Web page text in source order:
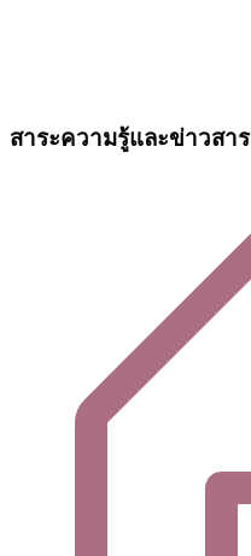
สาระความรู้และข่าวสาร